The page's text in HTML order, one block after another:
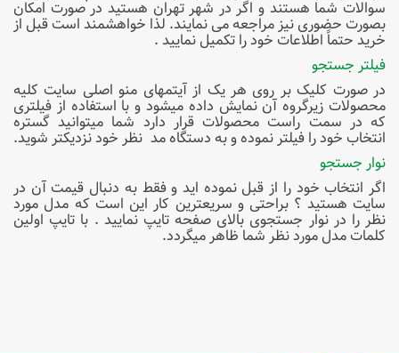
سوالات شما هستند و اگر در شهر تهران هستید در صورت امکان
بصورت حضوری نیز مراجعه می نمایند. لذا خواهشمند است قبل از
خرید حتماً اطلاعات خود را تکمیل نمایید .
فیلتر جستجو
در صورت کلیک بر روی هر یک از آیتمهای منو اصلی سایت کلیه
محصولات زیرگروه آن نمایش داده میشود و با استفاده از فیلتری
که در سمت راست محصولات قرار دارد شما میتوانید گستره
انتخاب خود را فیلتر نموده و به دستگاه مد نظر خود نزدیکتر شوید.
نوار جستجو
اگر انتخاب خود را از قبل نموده اید و فقط به دنبال قیمت آن در
سایت هستید ؟ براحتی و سریعترین کار این است که مدل مورد
نظر را در نوار جستجوی بالای صفحه تایپ نمایید . با تایپ اولین
کلمات مدل مورد نظر شما ظاهر میگردد.